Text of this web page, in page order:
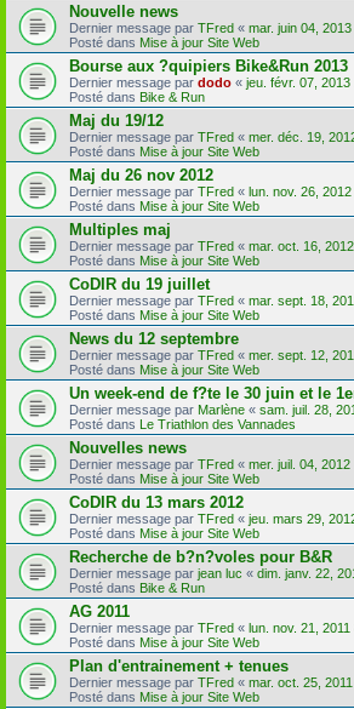
Nouvelle news
Dernier message par TFred « mar. juin 04,
Posté dans Mise à jour Site Web
Bourse aux ?quipiers Bike&Run 2013
Dernier message par dodo « jeu. févr. 07, 2013
Posté dans Bike & Run
Maj du 19/12
Dernier message par TFred « mer. déc. 19,
Posté dans Mise à jour Site Web
Maj du 26 nov 2012
Dernier message par TFred « lun. nov. 26,
Posté dans Mise à jour Site Web
Multiples maj
Dernier message par TFred « mar. oct. 16,
Posté dans Mise à jour Site Web
CoDIR du 19 juillet
Dernier message par TFred « mar. sept. 18,
Posté dans Mise à jour Site Web
News du 12 septembre
Dernier message par TFred « mer. sept. 12,
Posté dans Mise à jour Site Web
Un week-end de f?te le 30 juin et le
Dernier message par Marlène « sam. juil. 28,
Posté dans Le Triathlon des Vannades
Nouvelles news
Dernier message par TFred « mer. juil. 04,
Posté dans Mise à jour Site Web
CoDIR du 13 mars 2012
Dernier message par TFred « jeu. mars 29,
Posté dans Mise à jour Site Web
Recherche de b?n?voles pour B&R
Dernier message par jean luc « dim. janv. 22,
Posté dans Bike & Run
AG 2011
Dernier message par TFred « lun. nov. 21,
Posté dans Mise à jour Site Web
Plan d'entrainement + tenues
Dernier message par TFred « mar. oct. 25,
Posté dans Mise à jour Site Web